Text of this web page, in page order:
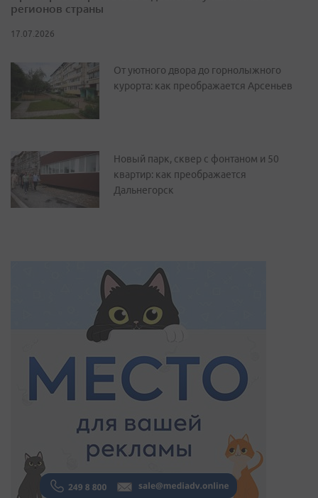
регионов страны
17.07.2026
От уютного двора до горнолыжного
курорта: как преображается Арсеньев
Новый парк, сквер с фонтаном и 50
квартир: как преображается
Дальнегорск